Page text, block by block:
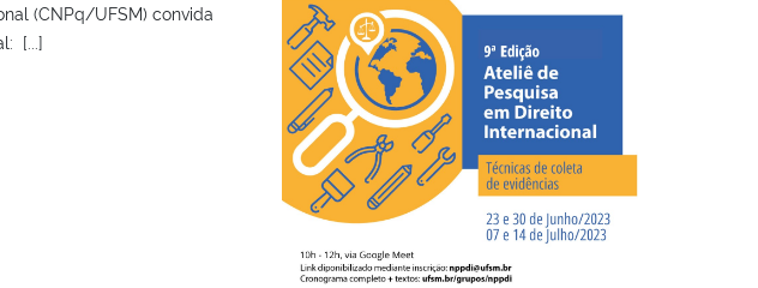
(CNPq/UFSM) convida
[...]